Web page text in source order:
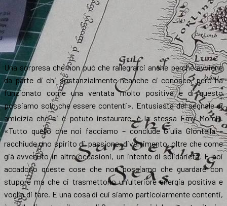
Una sorpresa che non può che rallegrarci anche perché avviene
da parte di chi sostanzialmente neanche ci conosce, però ha
funzionato come una ventata molto positiva e di questo
possiamo solo che essere contenti». Entusiasta del segnale di
amicizia che si è potuto instaurare, è la stessa Emy Morelli.
«Tutto quello che noi facciamo – conclude Giulia Giontella –
racchiude uno spirito di passione, divertimento, oltre che come
già avvenuto in altre occasioni, un intento di solidarietà. E poi
accadono queste cose che non possiamo che guardare con
stupore ma che ci trasmettono un’ulteriore energia positiva e
voglia di fare. E una cosa di cui siamo particolarmente contenti,